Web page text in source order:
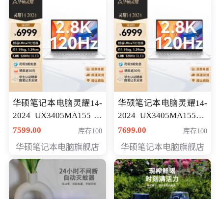
华硕笔记本电脑灵耀14-
2024 UX3405MA155冰
川银 oled 智慧轻薄本 会
7599.00 库存100
华硕笔记本电脑旗舰店
华硕笔记本电脑灵耀14-
2024 UX3405MA155夜
空蓝 oled 智慧轻薄本 会
7699.00 库存100
华硕笔记本电脑旗舰店